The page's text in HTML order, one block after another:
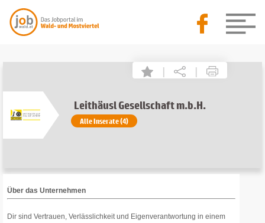
| |
Leithäusl Gesellschaft m.b.H.
Alle Inserate (4)
Über das Unternehmen
Dir sind Vertrauen, Verlässlichkeit und Eigenverantwortung in einem